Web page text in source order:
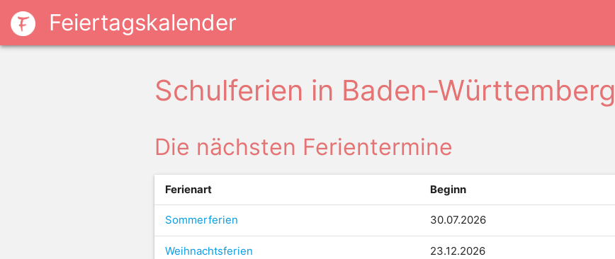
Feiertagskalender
Schulferien in Baden-Württemberg
Die nächsten Ferientermine
Ferienart Beginn
Sommerferien 30.07.2026
Weihnachtsferien 23.12.2026